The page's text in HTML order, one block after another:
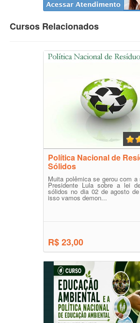
Cursos Relacionados
Política Nacional de
Sólidos
Muita polêmica se gerou com a
Presidente Lula sobre a lei
sólidos no dia 02 de agosto
isso vamos demon...
R$ 23,00